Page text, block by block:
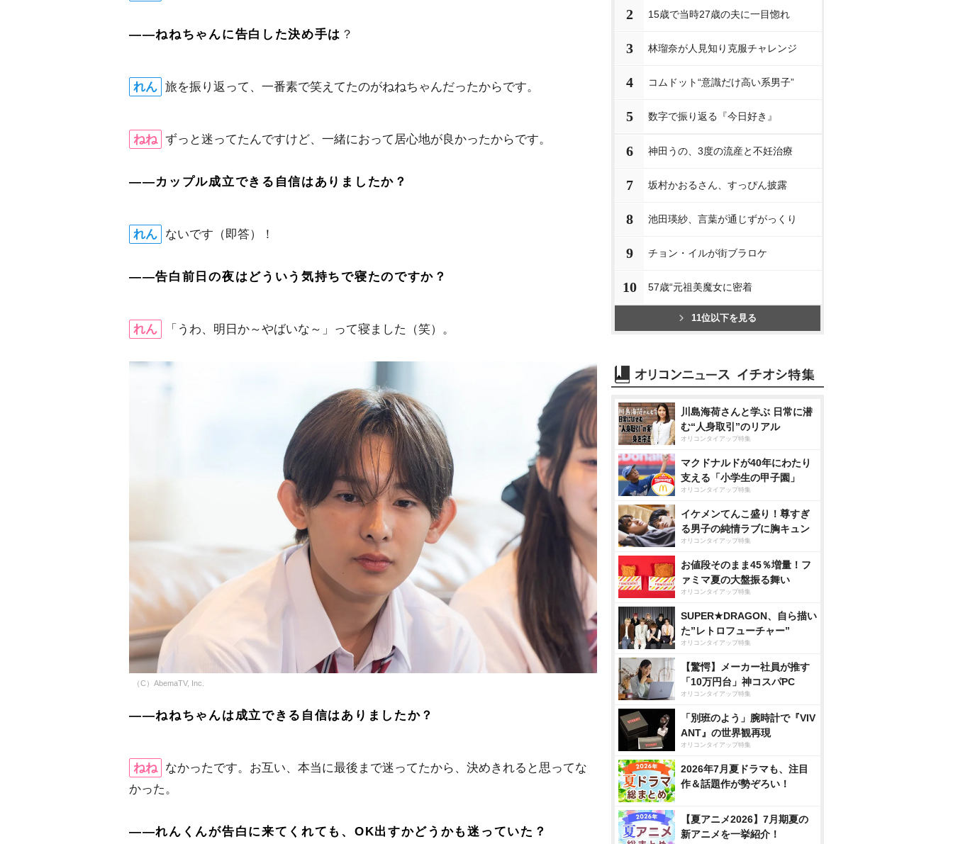
――ねねちゃんに告白した決め手は ？
れん 旅を振り返って、一番素で笑えてたのがねねちゃんだったからです。
ねね ずっと迷ってたんですけど、一緒におって居心地が良かったからです。
――カップル成立できる自信はありましたか？
れん ないです（即答）！
――告白前日の夜はどういう気持ちで寝たのですか？
れん 「うわ、明日か～やばいな～」って寝ました（笑）。
（C）AbemaTV, Inc.
――ねねちゃんは成立できる自信はありましたか？
ねね
なかったです。お互い、本当に最後まで迷ってたから、決めきれると思ってな
かった。
――れんくんが告白に来てくれても、OK出すかどうかも迷っていた？
2 15歳で当時27歳の夫に一目惚れ
3 林瑠奈が人見知り克服チャレンジ
4 コムドット“意識だけ高い系男子”
5 数字で振り返る『今日好き』
6 神田うの、3度の流産と不妊治療
7 坂村かおるさん、すっぴん披露
8 池田瑛紗、言葉が通じずがっくり
9 チョン・イルが街ブラロケ
10 57歳“元祖美魔女に密着
11位以下を見る
川島海荷さんと学ぶ 日常に潜
む“人身取引”のリアル
オリコンタイアップ特集
マクドナルドが40年にわたり
支える「小学生の甲子園」
オリコンタイアップ特集
イケメンてんこ盛り！尊すぎ
る男子の純情ラブに胸キュン
オリコンタイアップ特集
お値段そのまま45％増量！フ
ァミマ夏の大盤振る舞い
オリコンタイアップ特集
SUPER★DRAGON、自ら描い
た”レトロフューチャー”
オリコンタイアップ特集
【驚愕】メーカー社員が推す
「10万円台」神コスパPC
オリコンタイアップ特集
「別班のよう」腕時計で『VIV
ANT』の世界観再現
オリコンタイアップ特集
2026年7月夏ドラマも、注目
作＆話題作が勢ぞろい！
【夏アニメ2026】7月期夏の
新アニメを一挙紹介！